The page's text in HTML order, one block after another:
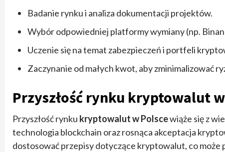
Badanie rynku i analiza dokumentacji projektów.
Wybór odpowiedniej platformy wymiany (np.
Uczenie się na temat zabezpieczeń i portfeli
Zaczynanie od małych kwot, aby zminimalizować
Przyszłość rynku kryptowalut
Przyszłość rynku kryptowalut w Polscewiąże się z
technologia blockchain oraz rosnąca akceptacja
dostosować przepisy dotyczące kryptowalut, co może